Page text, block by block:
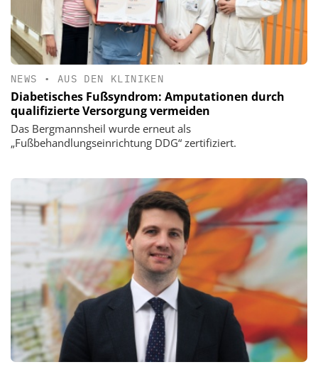
NEWS • AUS DEN KLINIKEN
Diabetisches Fußsyndrom: Amputationen durch
qualifizierte Versorgung vermeiden
Das Bergmannsheil wurde erneut als
„Fußbehandlungseinrichtung DDG“ zertifiziert.